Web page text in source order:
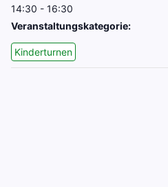
14:30 - 16:30
Veranstaltungskategorie:
Kinderturnen